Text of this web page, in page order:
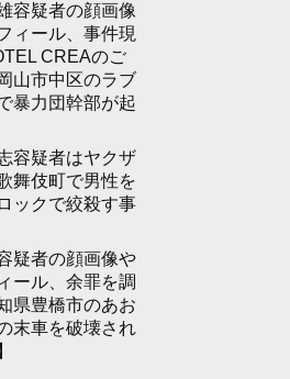
容疑者の顔画像
ィール、事件現
CREAのご
山市中区のラブ
暴力団幹部が起
容疑者はヤクザ
舞伎町で男性を
ックで絞殺す事
疑者の顔画像や
ール、余罪を調
県豊橋市のあお
末車を破壊され